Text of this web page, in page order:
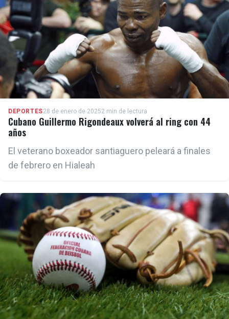
DEPORTES28 de enero de 20252 min de lectura
Cubano Guillermo Rigondeaux volverá al ring con 44
años
El veterano boxeador santiaguero peleará a finales
de febrero en Hialeah